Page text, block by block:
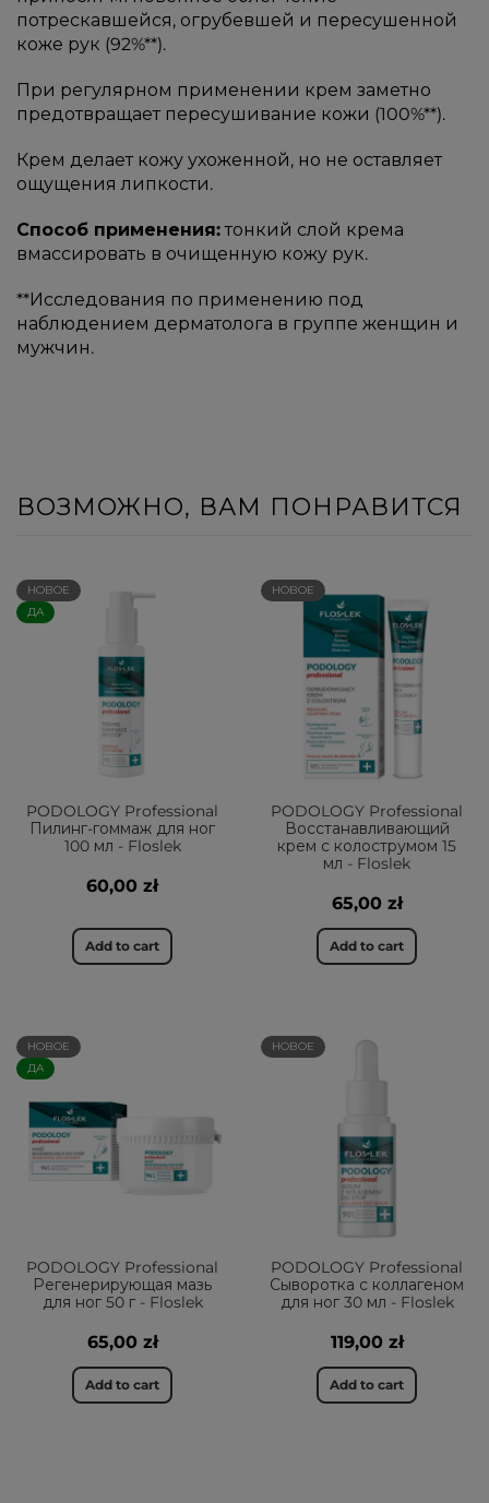
потрескавшейся, огрубевшей и пересушенной
коже рук (92%**).
При регулярном применении крем заметно
предотвращает пересушивание кожи (100%**).
Крем делает кожу ухоженной, но не оставляет
ощущения липкости.
Способ применения:тонкий слой крема
вмассировать в очищенную кожу рук.
**Исследования по применению под
наблюдением дерматолога в группе женщин и
мужчин.
ВОЗМОЖНО, ВАМ ПОНРАВИТСЯ
НОВОЕ
ДА
PODOLOGY Professional
Пилинг-гоммаж для ног
100 мл - Floslek
60,00 zł
Add to cart
НОВОЕ
PODOLOGY Professional
Восстанавливающий
крем с колострумом 15
мл - Floslek
65,00 zł
Add to cart
НОВОЕ
ДА
PODOLOGY Professional
Регенерирующая мазь
для ног 50 г - Floslek
65,00 zł
Add to cart
НОВОЕ
PODOLOGY Professional
Сыворотка с коллагеном
для ног 30 мл - Floslek
119,00 zł
Add to cart